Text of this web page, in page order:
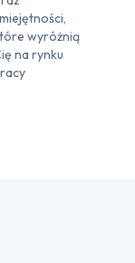
wyróżnią
na rynku